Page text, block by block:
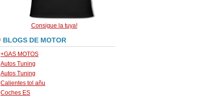
Consigue la tuya!
BLOGS DE MOTOR
+GAS MOTOS
Autos Tuning
Autos Tuning
Calientes tol añu
Coches ES